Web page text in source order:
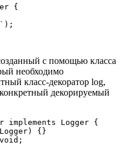
{
с помощью класса
необходимо
класс-декоратор log,
декорируемый
implements Logger {
{}